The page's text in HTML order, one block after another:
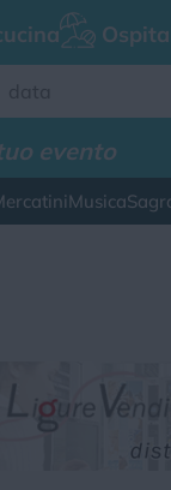
evento
Musica
evento